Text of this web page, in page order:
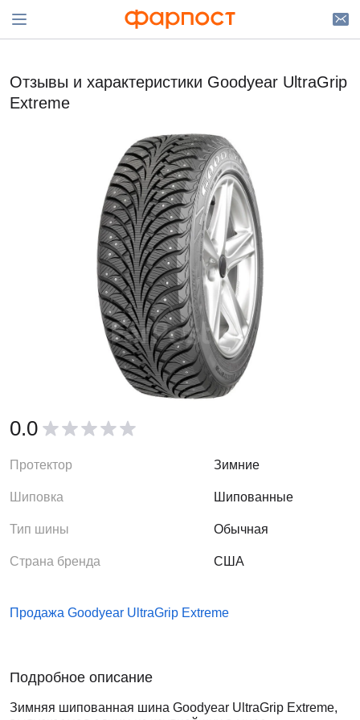
Отзывы и характеристики Goodyear UltraGrip
Extreme
0.0
Протектор Зимние
Шиповка Шипованные
Тип шины Обычная
Страна бренда США
Продажа Goodyear UltraGrip Extreme
Подробное описание
Зимняя шипованная шина Goodyear UltraGrip Extreme,